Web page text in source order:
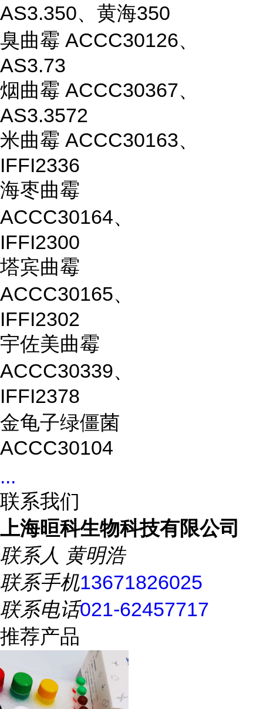
AS3.350、黄海350
臭曲霉 ACCC30126、
AS3.73
烟曲霉 ACCC30367、
AS3.3572
米曲霉 ACCC30163、
IFFI2336
海枣曲霉
ACCC30164、
IFFI2300
塔宾曲霉
ACCC30165、
IFFI2302
宇佐美曲霉
ACCC30339、
IFFI2378
金龟子绿僵菌
ACCC30104
...
联系我们
上海晅科生物科技有限公司
联系人 黄明浩
联系手机13671826025
联系电话021-62457717
推荐产品